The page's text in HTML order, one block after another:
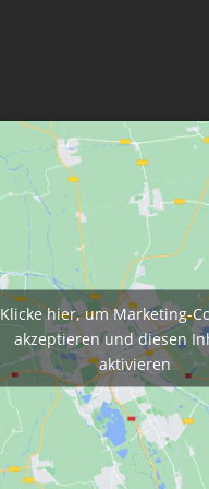
Klicke hier, um Marketing-
akzeptieren und diesen
aktivieren